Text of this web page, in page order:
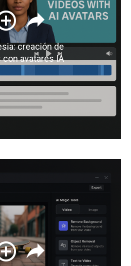
creación de
con avatares IA